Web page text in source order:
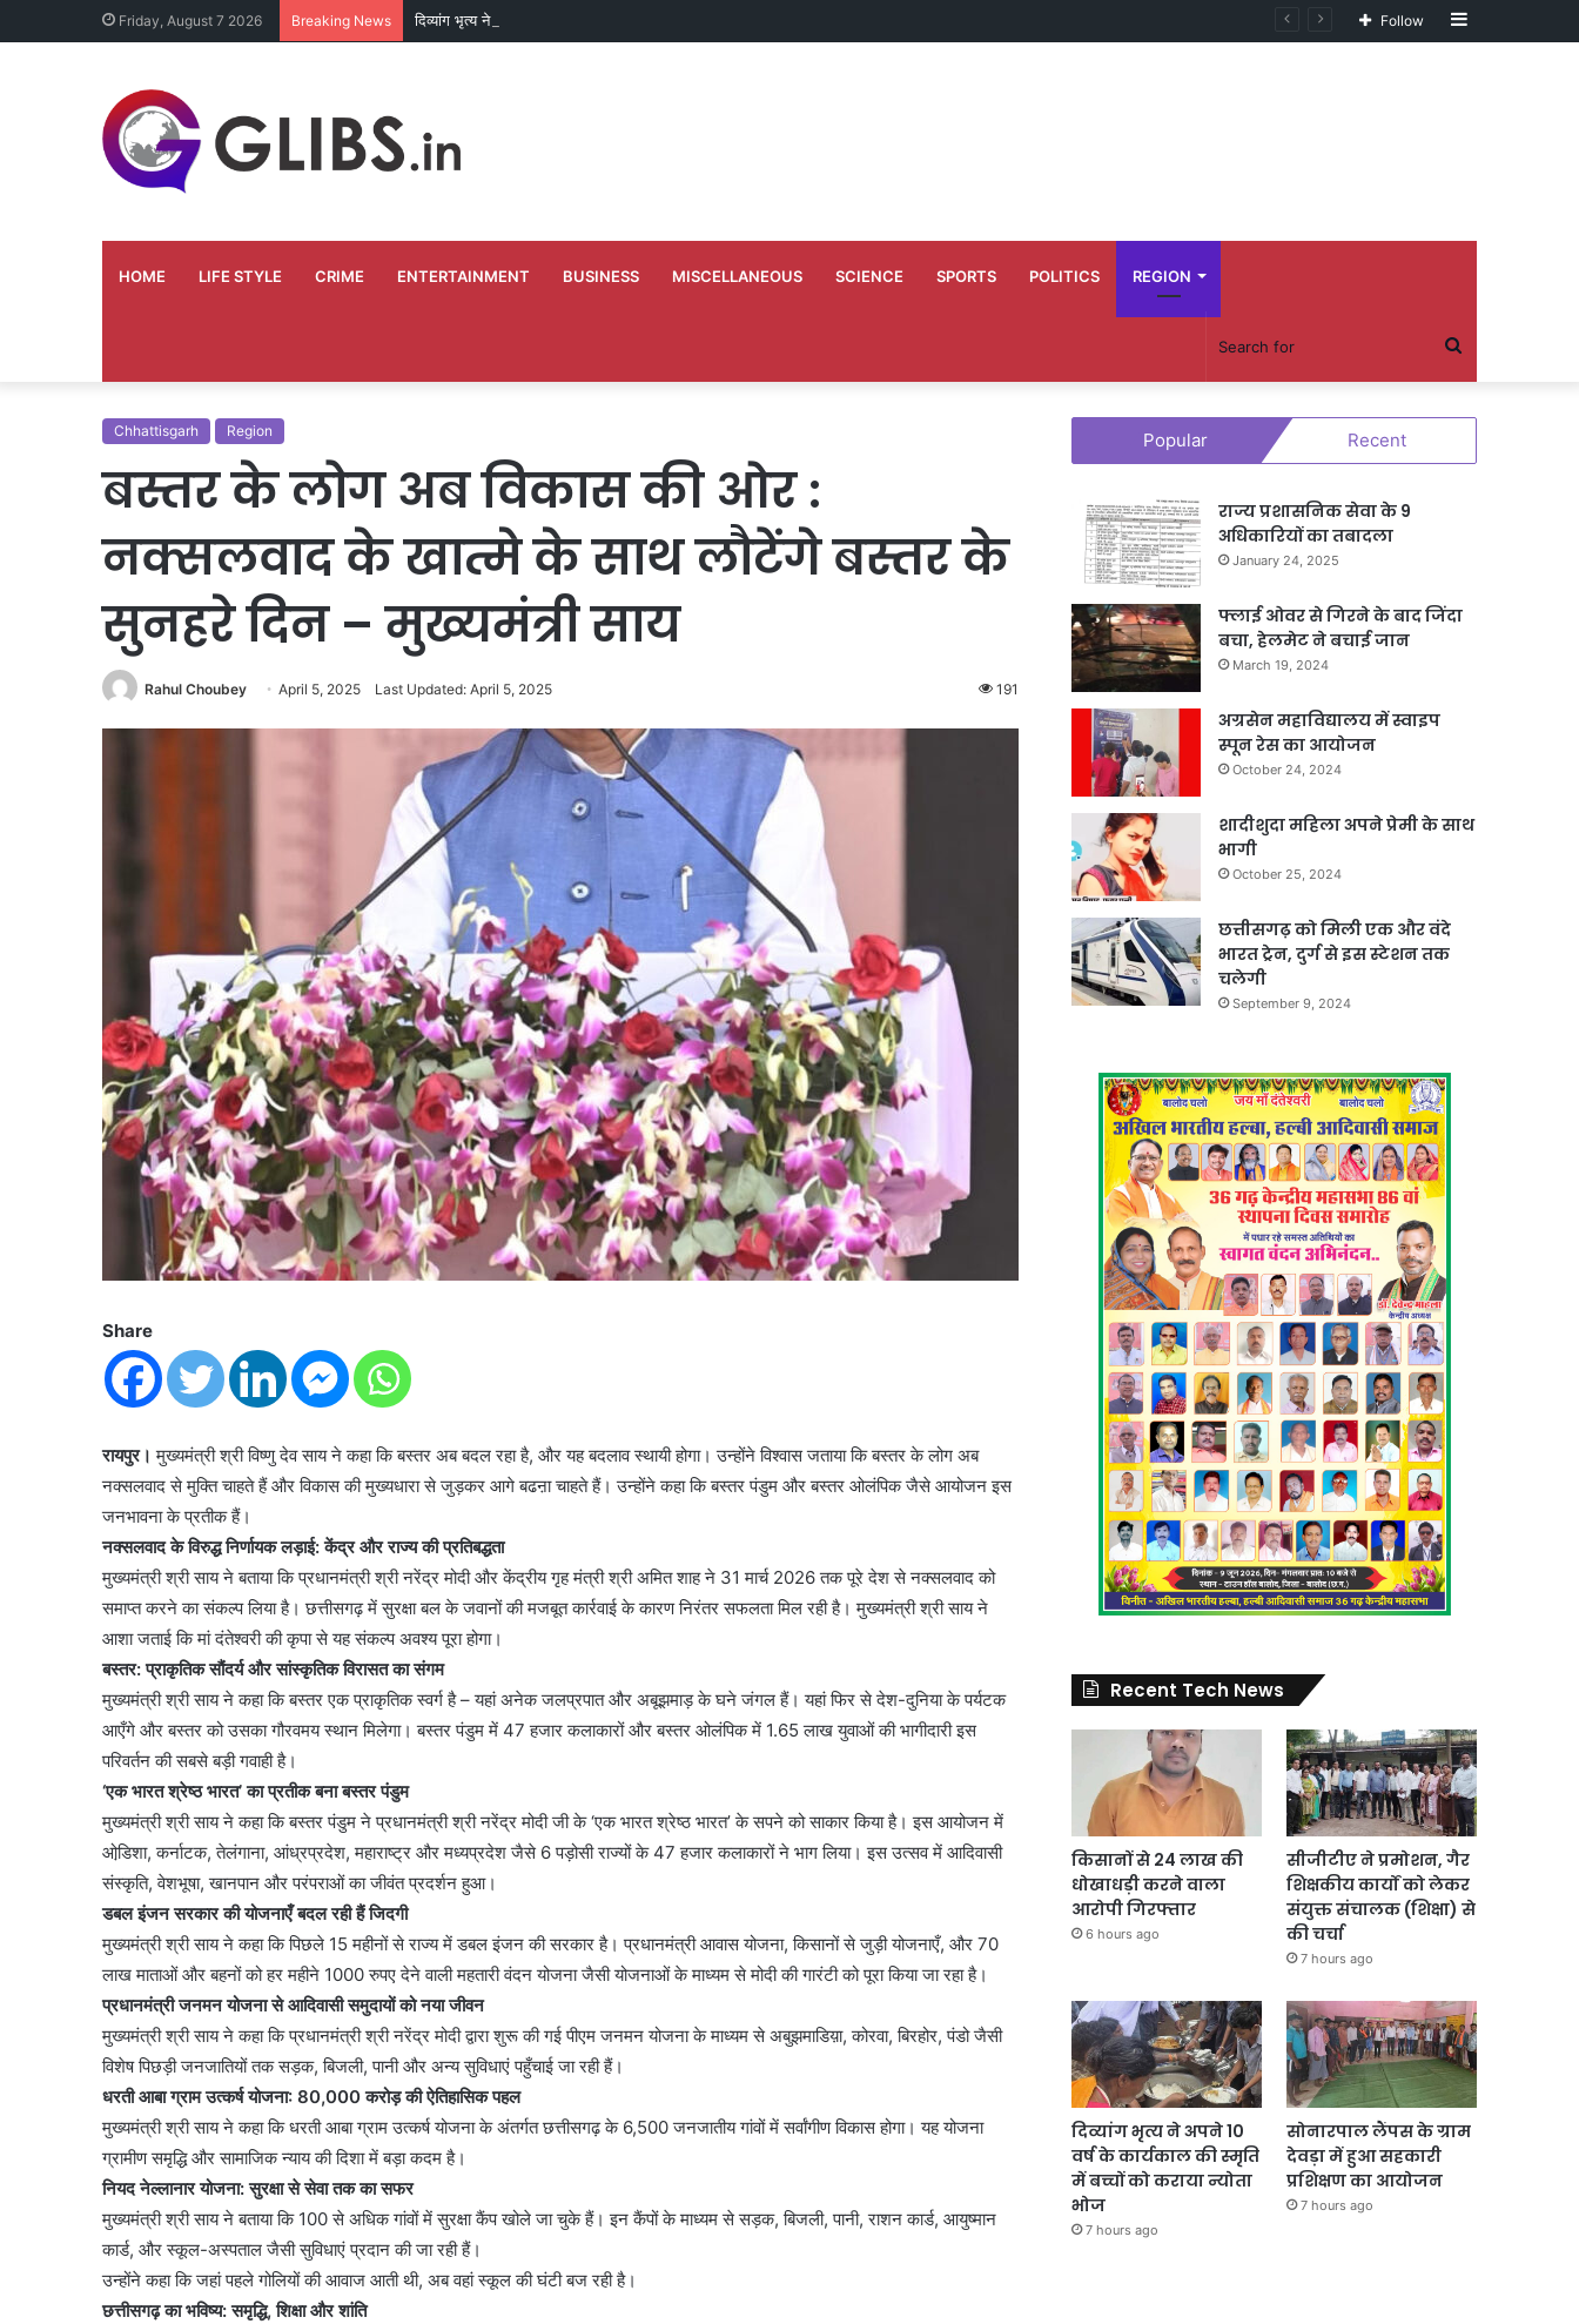
Friday, August 7 2026 Breaking News दिव्यांग भृत्य ने अपने 10 वर्ष के कार्यकाल की स्मृति में बच्चों को कराया न्योता भोज Sidebar
Follow
HOME LIFE STYLE CRIME ENTERTAINMENT BUSINESS MISCELLANEOUS SCIENCE SPORTS POLITICS REGION
Search
for
Chhattisgarh Region
बस्तर के लोग अब विकास की ओर :
नक्सलवाद के खात्मे के साथ लौटेंगे बस्तर के
सुनहरे दिन – मुख्यमंत्री साय
Rahul Choubey April 5, 2025 Last Updated: April 5, 2025 191
Share
रायपुर। मुख्यमंत्री श्री विष्णु देव साय ने कहा कि बस्तर अब बदल रहा है, और यह बदलाव स्थायी होगा। उन्होंने विश्वास जताया कि बस्तर के लोग अब
नक्सलवाद से मुक्ति चाहते हैं और विकास की मुख्यधारा से जुड़कर आगे बढऩा चाहते हैं। उन्होंने कहा कि बस्तर पंडुम और बस्तर ओलंपिक जैसे आयोजन इस
जनभावना के प्रतीक हैं।
नक्सलवाद के विरुद्ध निर्णायक लड़ाई: केंद्र और राज्य की प्रतिबद्धता
मुख्यमंत्री श्री साय ने बताया कि प्रधानमंत्री श्री नरेंद्र मोदी और केंद्रीय गृह मंत्री श्री अमित शाह ने 31 मार्च 2026 तक पूरे देश से नक्सलवाद को
समाप्त करने का संकल्प लिया है। छत्तीसगढ़ में सुरक्षा बल के जवानों की मजबूत कार्रवाई के कारण निरंतर सफलता मिल रही है। मुख्यमंत्री श्री साय ने
आशा जताई कि मां दंतेश्वरी की कृपा से यह संकल्प अवश्य पूरा होगा।
बस्तर: प्राकृतिक सौंदर्य और सांस्कृतिक विरासत का संगम
मुख्यमंत्री श्री साय ने कहा कि बस्तर एक प्राकृतिक स्वर्ग है – यहां अनेक जलप्रपात और अबूझमाड़ के घने जंगल हैं। यहां फिर से देश-दुनिया के पर्यटक
आएँगे और बस्तर को उसका गौरवमय स्थान मिलेगा। बस्तर पंडुम में 47 हजार कलाकारों और बस्तर ओलंपिक में 1.65 लाख युवाओं की भागीदारी इस
परिवर्तन की सबसे बड़ी गवाही है।
‘एक भारत श्रेष्ठ भारत’ का प्रतीक बना बस्तर पंडुम
मुख्यमंत्री श्री साय ने कहा कि बस्तर पंडुम ने प्रधानमंत्री श्री नरेंद्र मोदी जी के ‘एक भारत श्रेष्ठ भारत’ के सपने को साकार किया है। इस आयोजन में
ओडि़शा, कर्नाटक, तेलंगाना, आंध्रप्रदेश, महाराष्ट्र और मध्यप्रदेश जैसे 6 पड़ोसी राज्यों के 47 हजार कलाकारों ने भाग लिया। इस उत्सव में आदिवासी
संस्कृति, वेशभूषा, खानपान और परंपराओं का जीवंत प्रदर्शन हुआ।
डबल इंजन सरकार की योजनाएँ बदल रही हैं जिदगी
मुख्यमंत्री श्री साय ने कहा कि पिछले 15 महीनों से राज्य में डबल इंजन की सरकार है। प्रधानमंत्री आवास योजना, किसानों से जुड़ी योजनाएँ, और 70
लाख माताओं और बहनों को हर महीने 1000 रुपए देने वाली महतारी वंदन योजना जैसी योजनाओं के माध्यम से मोदी की गारंटी को पूरा किया जा रहा है।
प्रधानमंत्री जनमन योजना से आदिवासी समुदायों को नया जीवन
मुख्यमंत्री श्री साय ने कहा कि प्रधानमंत्री श्री नरेंद्र मोदी द्वारा शुरू की गई पीएम जनमन योजना के माध्यम से अबुझमाडिय़ा, कोरवा, बिरहोर, पंडो जैसी
विशेष पिछड़ी जनजातियों तक सड़क, बिजली, पानी और अन्य सुविधाएं पहुँचाई जा रही हैं।
धरती आबा ग्राम उत्कर्ष योजना: 80,000 करोड़ की ऐतिहासिक पहल
मुख्यमंत्री श्री साय ने कहा कि धरती आबा ग्राम उत्कर्ष योजना के अंतर्गत छत्तीसगढ़ के 6,500 जनजातीय गांवों में सर्वांगीण विकास होगा। यह योजना
ग्रामीण समृद्धि और सामाजिक न्याय की दिशा में बड़ा कदम है।
नियद नेल्लानार योजना: सुरक्षा से सेवा तक का सफर
मुख्यमंत्री श्री साय ने बताया कि 100 से अधिक गांवों में सुरक्षा कैंप खोले जा चुके हैं। इन कैंपों के माध्यम से सड़क, बिजली, पानी, राशन कार्ड, आयुष्मान
कार्ड, और स्कूल-अस्पताल जैसी सुविधाएं प्रदान की जा रही हैं।
उन्होंने कहा कि जहां पहले गोलियों की आवाज आती थी, अब वहां स्कूल की घंटी बज रही है।
छत्तीसगढ़ का भविष्य: समृद्धि, शिक्षा और शांति
Popular Recent
राज्य प्रशासनिक सेवा के 9
अधिकारियों का तबादला
January 24, 2025
फ्लाई ओवर से गिरने के बाद जिंदा
बचा, हेलमेट ने बचाई जान
March 19, 2024
अग्रसेन महाविद्यालय में स्वाइप
स्पून रेस का आयोजन
October 24, 2024
शादीशुदा महिला अपने प्रेमी के साथ
भागी
October 25, 2024
छत्तीसगढ़ को मिली एक और वंदे
भारत ट्रेन, दुर्ग से इस स्टेशन तक
चलेगी
September 9, 2024
Recent Tech News
किसानों से 24 लाख की
धोखाधड़ी करने वाला
आरोपी गिरफ्तार
6 hours ago
सीजीटीए ने प्रमोशन, गैर
शिक्षकीय कार्यों को लेकर
संयुक्त संचालक (शिक्षा) से
की चर्चा
7 hours ago
दिव्यांग भृत्य ने अपने 10
वर्ष के कार्यकाल की स्मृति
में बच्चों को कराया न्योता
भोज
7 hours ago
सोनारपाल लैंपस के ग्राम
देवड़ा में हुआ सहकारी
प्रशिक्षण का आयोजन
7 hours ago